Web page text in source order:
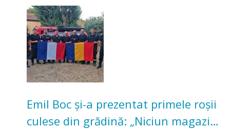
incendii de vegetație și pădure
Emil Boc și-a prezentat primele roșii
culese din grădină: „Niciun magazin